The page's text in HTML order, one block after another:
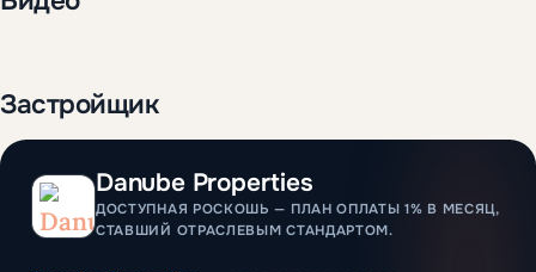
Застройщик
Danube Properties
ДОСТУПНАЯ РОСКОШЬ — ПЛАН ОПЛАТЫ 1% В МЕСЯЦ,
СТАВШИЙ ОТРАСЛЕВЫМ СТАНДАРТОМ.